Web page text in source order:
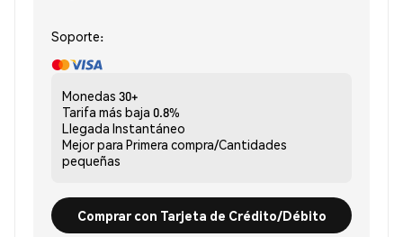
Soporte:
Monedas 30+
Tarifa más baja 0.8%
Llegada Instantáneo
Mejor para Primera compra/Cantidades
pequeñas
Comprar con Tarjeta de Crédito/Débito